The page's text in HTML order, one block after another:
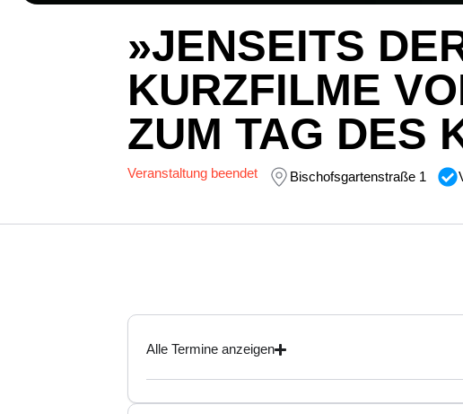
»JENSEITS
KURZFILME
ZUM TAG DES
Veranstaltung beendet Bischofsgartenstraße 1
Alle Termine anzeigen